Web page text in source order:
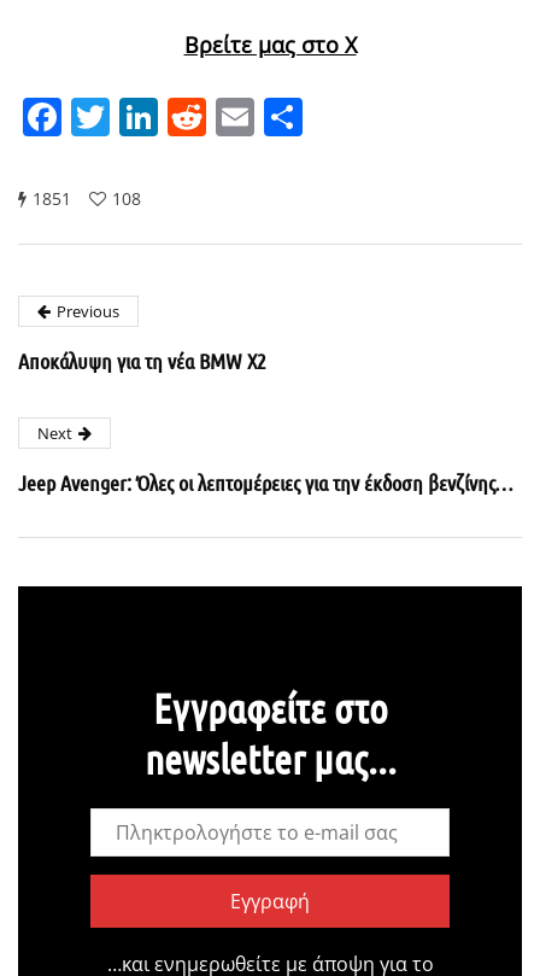
Βρείτε μας στο X
Facebook
Twitter
LinkedIn
Reddit
Email
1851 108
Previous
Αποκάλυψη για τη νέα BMW X2
Next
Jeep Avenger: Όλες οι λεπτομέρειες για την έκδοση βενζίνης…
Εγγραφείτε στο
newsletter μας...
Εγγραφή
…και ενημερωθείτε με άποψη για το